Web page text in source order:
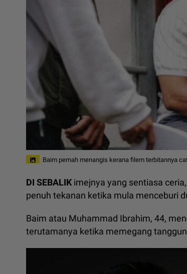
Baim pernah menangis kerana filem terbitannya
DI SEBALIK imejnya yang sentiasa
penuh tekanan ketika mula menceburi
Baim atau Muhammad Ibrahim, 44,
terutamanya ketika memegang